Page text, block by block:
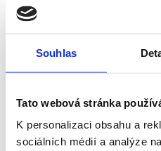
Souhlas
Tato webová stránka
K personalizaci obsahu a
sociálních médií a analýze
vaše stěhováky
likvidaci, popřípadě o
Na co ještě